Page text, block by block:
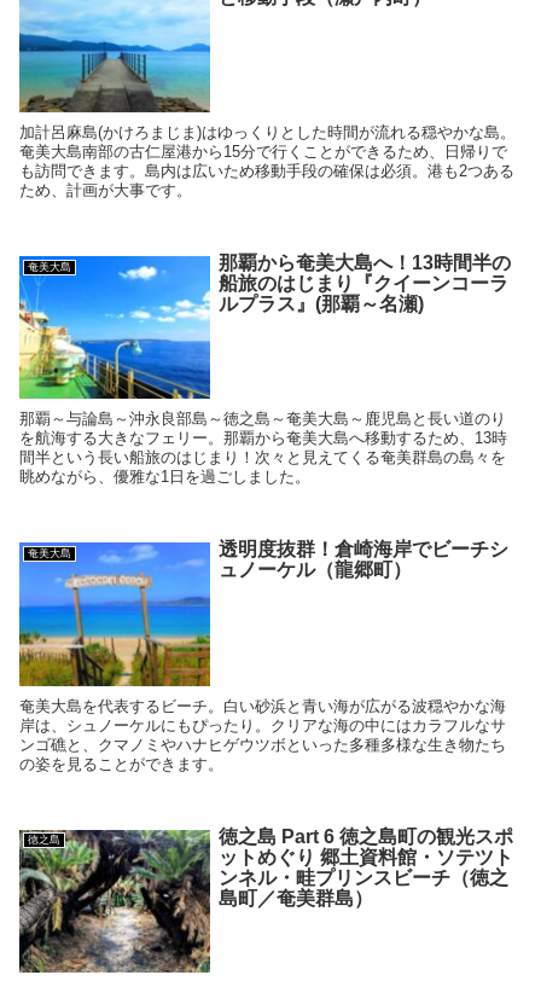
加計呂麻島(かけろまじま)はゆっくりとした時間が流れる穏やかな島。
奄美大島南部の古仁屋港から15分で行くことができるため、日帰りで
も訪問できます。島内は広いため移動手段の確保は必須。港も2つある
ため、計画が大事です。
奄美大島
那覇から奄美大島へ！13時間半の
船旅のはじまり『クイーンコーラ
ルプラス』(那覇～名瀬)
那覇～与論島～沖永良部島～徳之島～奄美大島～鹿児島と長い道のり
を航海する大きなフェリー。那覇から奄美大島へ移動するため、13時
間半という長い船旅のはじまり！次々と見えてくる奄美群島の島々を
眺めながら、優雅な1日を過ごしました。
奄美大島
透明度抜群！倉崎海岸でビーチシ
ュノーケル（龍郷町）
奄美大島を代表するビーチ。白い砂浜と青い海が広がる波穏やかな海
岸は、シュノーケルにもぴったり。クリアな海の中にはカラフルなサ
ンゴ礁と、クマノミやハナヒゲウツボといった多種多様な生き物たち
の姿を見ることができます。
徳之島
徳之島 Part 6 徳之島町の観光スポ
ットめぐり 郷土資料館・ソテツト
ンネル・畦プリンスビーチ（徳之
島町／奄美群島）